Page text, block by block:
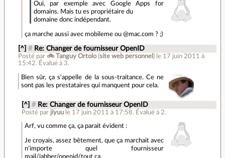
Oui, par exemple avec Google Apps for
domains. Mais tu es propriétaire du
domaine donc indépendant.
ça marche aussi avec mobileme ou @mac.com ? ;)
[^] # Re: Changer de fournisseur OpenID
Posté par 🚲 Tanguy Ortolo(site web personnel ) le 17 juin 2011 à
15:42. Évalué à 3.
Bien sûr, ça s'appelle de la sous-traitance. Ce ne
sont pas les prestataires qui manquent pour cela.
[^] # Re: Changer de fournisseur OpenID
Posté par jiyuu le 17 juin 2011 à 17:58. Évalué à 2.
Arf, vu comme ça, ça parait évident :
Je croyais, assez bêtement, que ça marchait avec
n'importe quel fournisseur
mail/jabber/openid/tout ça.